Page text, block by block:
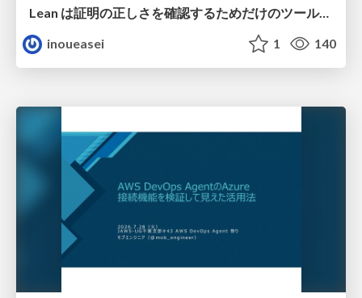
Lean は証明の正しさを確認するためだけのツールって思ってませんか？
inoueasei
1 140